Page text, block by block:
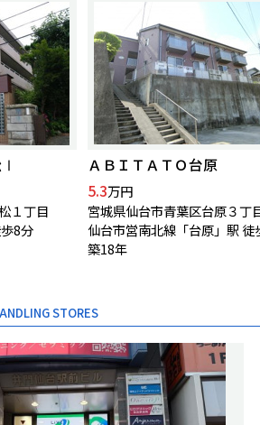
１丁目
8分
ＡＢＩＴＡＴＯ台原
5.3万円
宮城県仙台市青葉区台原３丁
仙台市営南北線「台原」駅 徒
築18年
STORES